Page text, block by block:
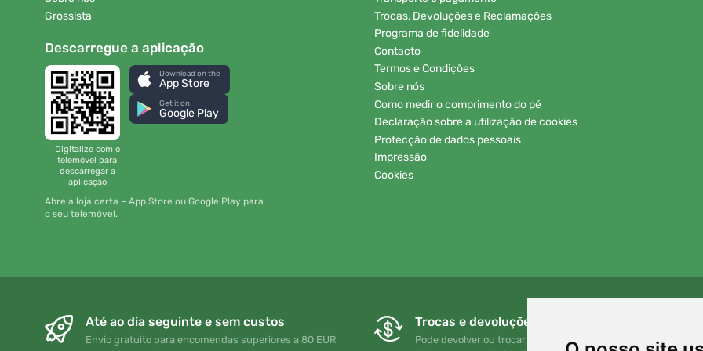
Grossista
Descarregue a aplicação
Digitalize com o
telemóvel para
descarregar a
aplicação
Download on the
App Store
Get it on
Google Play
Abre a loja certa – App Store ou Google Play para
o seu telemóvel.
Trocas, Devoluções e Reclamações
Programa de fidelidade
Contacto
Termos e Condições
Sobre nós
Como medir o comprimento do pé
Declaração sobre a utilização de cookies
Protecção de dados pessoais
Impressão
Cookies
Até ao dia seguinte e sem custos
Envio gratuito para encomendas superiores a 80 EUR
Trocas e devoluções gratuitas
Pode devolver ou trocar a sua encomenda em qualquer